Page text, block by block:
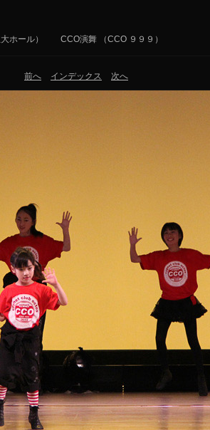
ホール） CCO演舞 （CCO ９９９）
前へ インデックス 次へ